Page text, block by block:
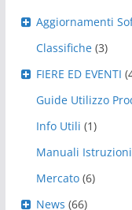
Aggiornamenti
Classifiche (3)
FIERE ED EVENTI
Guide Utilizzo
Info Utili (1)
Manuali Istruzioni
Mercato (6)
News (66)